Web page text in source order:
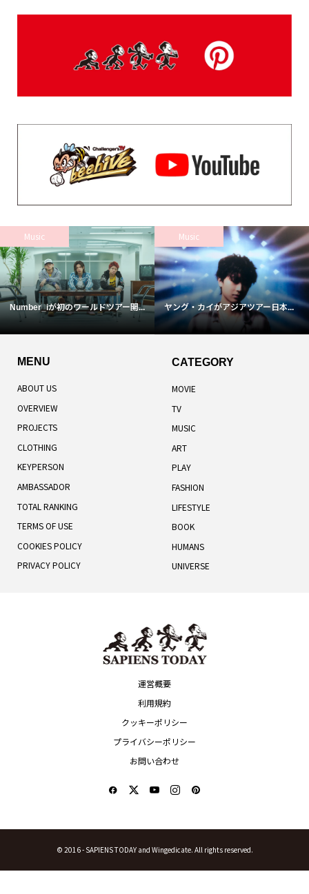
Music
Number_iが初のワールドツアー開...
Music
ヤング・カイがアジアツアー日本...
MENU
ABOUT US
OVERVIEW
PROJECTS
CLOTHING
KEYPERSON
AMBASSADOR
TOTAL RANKING
TERMS OF USE
COOKIES POLICY
PRIVACY POLICY
CATEGORY
MOVIE
TV
MUSIC
ART
PLAY
FASHION
LIFESTYLE
BOOK
HUMANS
UNIVERSE
運営概要
利用規約
クッキーポリシー
プライバシーポリシー
お問い合わせ
© 2016 -SAPIENS TODAY and Wingedicate. All rights reserved.